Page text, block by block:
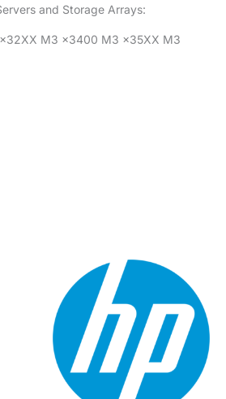
and Storage Arrays:
M3 x3400 M3 x35XX M3